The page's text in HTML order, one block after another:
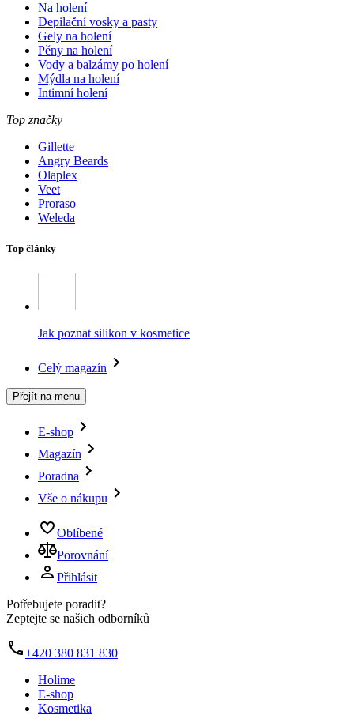
Na holení
Depilační vosky a pasty
Gely na holení
Pěny na holení
Vody a balzámy po holení
Mýdla na holení
Intimní holení
Top značky
Gillette
Angry Beards
Olaplex
Veet
Proraso
Weleda
Top články
Jak poznat silikon v kosmetice
Celý magazín
Přejít na menu
E-shop
Magazín
Poradna
Vše o nákupu
Oblíbené
Porovnání
Přihlásit
Potřebujete poradit?
Zeptejte se našich odborníků
+420 380 831 830
Holime
E-shop
Kosmetika